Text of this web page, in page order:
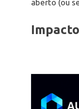
aberto (ou